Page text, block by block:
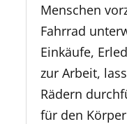
Menschen
Fahrrad
Einkäufe,
zur Arbeit,
Rädern
für den